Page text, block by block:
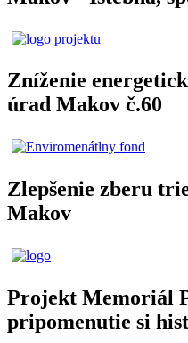
Zníženie
úrad Makov č.60
Zlepšenie zberu
Makov
Projekt Memoriál
pripomenutie si